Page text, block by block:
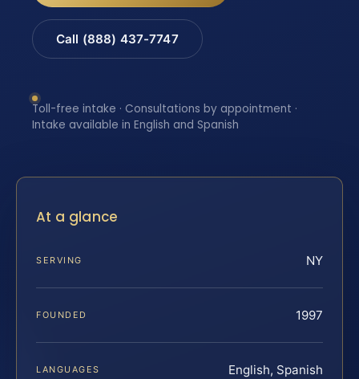
Call (888) 437-7747
Toll-free intake · Consultations by appointment ·
Intake available in English and Spanish
At a glance
SERVING NY
FOUNDED 1997
LANGUAGES English, Spanish